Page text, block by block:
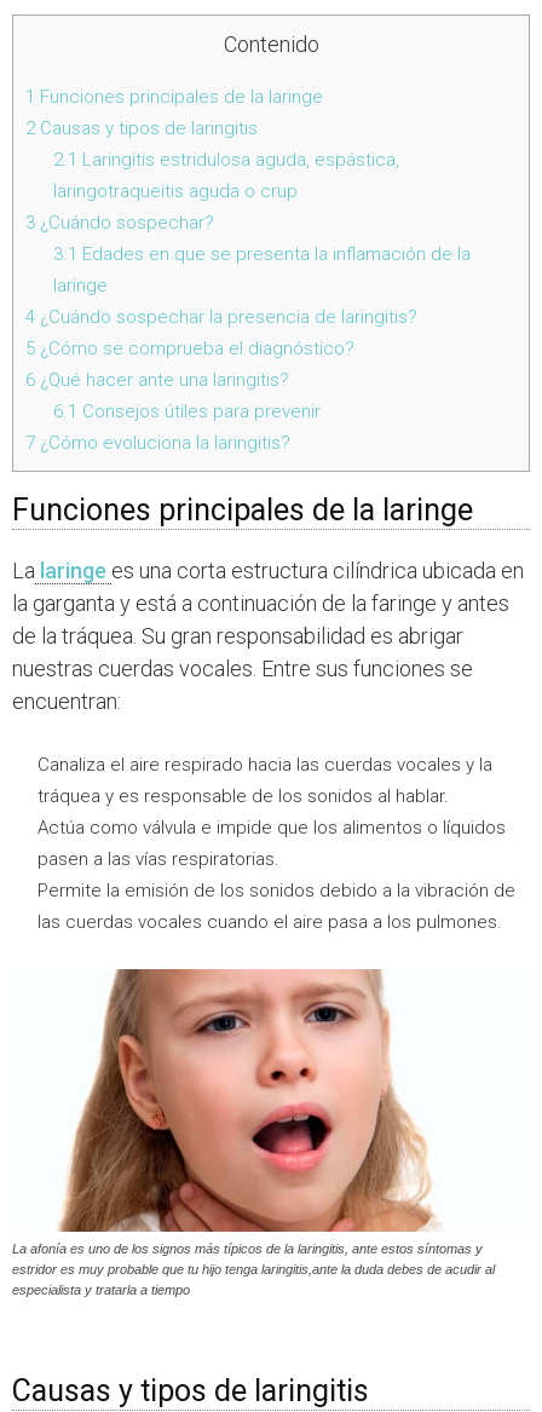
Contenido
1 Funciones principales de la laringe
2Causas y tipos de laringitis
2.1 Laringitis estridulosa aguda, espástica,
laringotraqueitis aguda o crup
3 ¿Cuándo sospechar?
3.1 Edades en que se presenta la inflamación de la
laringe
4 ¿Cuándo sospechar la presencia de laringitis?
5 ¿Cómo se comprueba el diagnóstico?
6 ¿Qué hacer ante una laringitis?
6.1 Consejos útiles para prevenir
7 ¿Cómo evoluciona la laringitis?
Funciones principales de la laringe
La laringe es una corta estructura cilíndrica ubicada en
la garganta y está a continuación de la faringe y antes
de la tráquea. Su gran responsabilidad es abrigar
nuestras cuerdas vocales. Entre sus funciones se
encuentran:
Canaliza el aire respirado hacia las cuerdas vocales y la
tráquea y es responsable de los sonidos al hablar.
Actúa como válvula e impide que los alimentos o líquidos
pasen a las vías respiratorias.
Permite la emisión de los sonidos debido a la vibración de
las cuerdas vocales cuando el aire pasa a los pulmones.
La afonía es uno de los signos más típicos de la laringitis, ante estos síntomas y
estridor es muy probable que tu hijo tenga laringitis,ante la duda debes de acudir al
especialista y tratarla a tiempo
Causas y tipos de laringitis